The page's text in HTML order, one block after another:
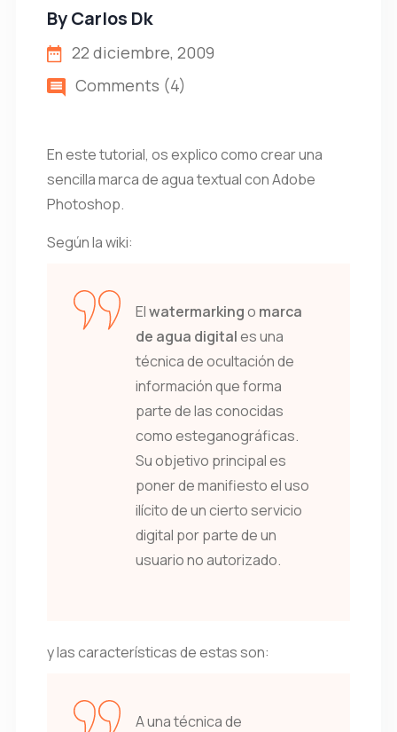
ByCarlos Dk
22 diciembre, 2009
Comments (4)
En este tutorial, os explico como crear una
sencilla marca de agua textual con Adobe
Photoshop.
Según la wiki:
Elwatermarkingo marca
de agua digitales una
técnica de ocultación de
información que forma
parte de las conocidas
como esteganográficas.
Su objetivo principal es
poner de manifiesto el uso
ilícito de un cierto servicio
digital por parte de un
usuario no autorizado.
y las características de estas son:
A una técnica de